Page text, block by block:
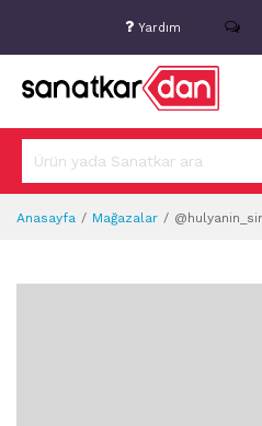
Yardım
Anasayfa Mağazalar